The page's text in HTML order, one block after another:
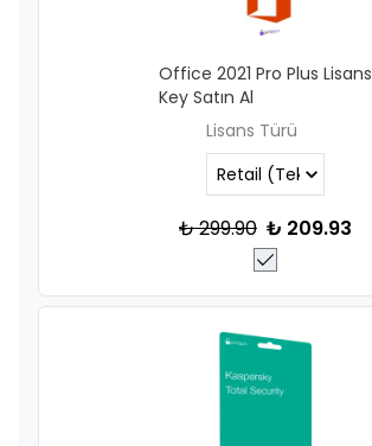
Office 2021 Pro Plus Lisans
Key Satın Al
Lisans Türü
₺ 299.90 ₺ 209.93